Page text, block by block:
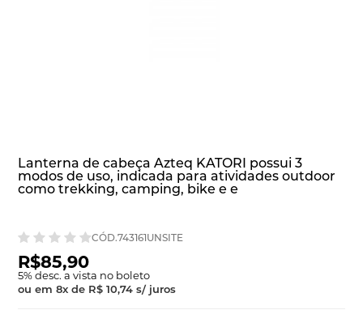
Lanterna de cabeça Azteq KATORI possui 3
modos de uso, indicada para atividades outdoor
como trekking, camping, bike e e
CÓD.743161UNSITE
R$85,90
5% desc. a vista no boleto
ou em8x de R$ 10,74 s/ juros